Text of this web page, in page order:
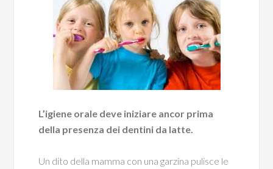
L’igiene orale deve iniziare ancor prima
della presenza dei dentini da latte.
Un dito della mamma con una garzina pulisce le